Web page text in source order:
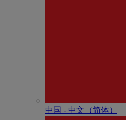
中国 - 中⽂（简体）